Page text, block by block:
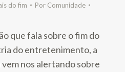
do fim Por Comunidade
que fala sobre o fim do
do entretenimento, a
vem nos alertando sobre